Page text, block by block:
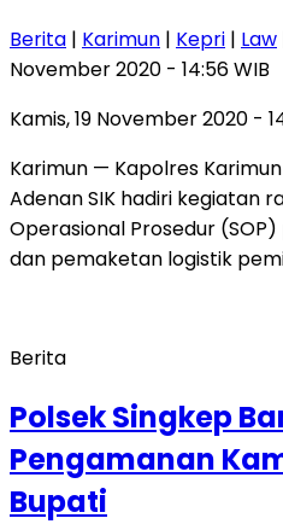
Berita | Karimun | Kepri | Law
November 2020 - 14:56 WIB
Kamis, 19 November 2020 -
Karimun — Kapolres
Adenan SIK hadiri kegiatan
Operasional Prosedur
dan pemaketan logistik
Berita
Polsek Singkep
Pengamanan
Bupati